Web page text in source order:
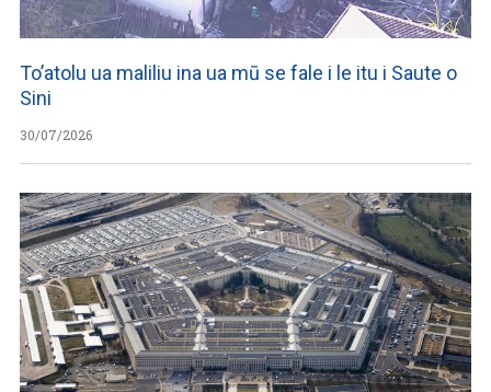
To’atolu ua maliliu ina ua mū se fale i le itu i Saute o
Sini
30/07/2026